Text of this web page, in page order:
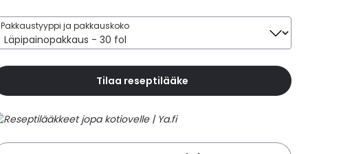
Pakkaustyyppi ja pakkauskoko
Tilaa reseptilääke